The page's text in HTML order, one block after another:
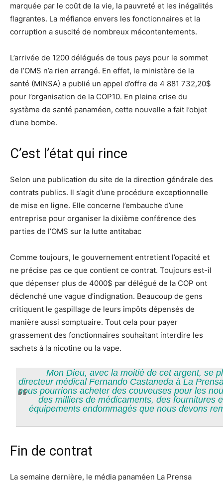
marquée par le coût de la vie, la pauvreté et les inégalités
flagrantes. La méfiance envers les fonctionnaires et la
corruption a suscité de nombreux mécontentements.
L’arrivée de 1200 délégués de tous pays pour le sommet
de l’OMS n’a rien arrangé. En effet, le ministère de la
santé (MINSA) a publié un appel d’offre de 4 881 732,20$
pour l’organisation de la COP10. En pleine crise du
système de santé panaméen, cette nouvelle a fait l’objet
d’une bombe.
C’est l’état qui rince
Selon une publication du site de la direction générale des
contrats publics. Il s’agit d’une procédure exceptionnelle
de mise en ligne. Elle concerne l’embauche d’une
entreprise pour organiser la dixième conférence des
parties de l’OMS sur la lutte antitabac
Comme toujours, le gouvernement entretient l’opacité et
ne précise pas ce que contient ce contrat. Toujours est-il
que dépenser plus de 4000$ par délégué de la COP ont
déclenché une vague d’indignation. Beaucoup de gens
critiquent le gaspillage de leurs impôts dépensés de
manière aussi somptuaire. Tout cela pour payer
grassement des fonctionnaires souhaitant interdire les
sachets à la nicotine ou la vape.
Mon Dieu, avec la moitié de cet argent, se
directeur médical Fernando Castaneda à La
nous pourrions acheter des couveuses pour les
des milliers de médicaments, des fournitures
équipements endommagés que nous devons
Fin de contrat
La semaine dernière, le média panaméen La Prensa